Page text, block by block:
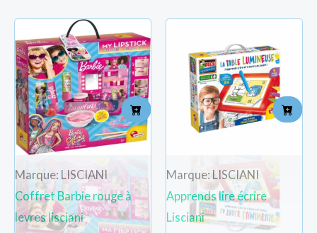
Marque: LISCIANI
Coffret Barbie rouge à
levres lisciani
Marque: LISCIANI
Apprends lire écrire
Lisciani